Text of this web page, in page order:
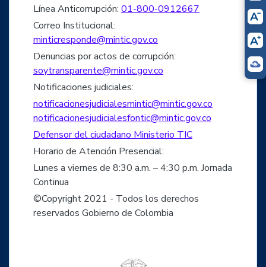
Línea Anticorrupción: 01-800-0912667
Correo Institucional:
minticresponde@mintic.gov.co
Denuncias por actos de corrupción:
soytransparente@mintic.gov.co
Notificaciones judiciales:
notificacionesjudicialesmintic@mintic.gov.co
notificacionesjudicialesfontic@mintic.gov.co
Defensor del ciudadano Ministerio TIC
Horario de Atención Presencial:
Lunes a viernes de 8:30 a.m. – 4:30 p.m. Jornada
Continua
©Copyright 2021 - Todos los derechos
reservados Gobierno de Colombia